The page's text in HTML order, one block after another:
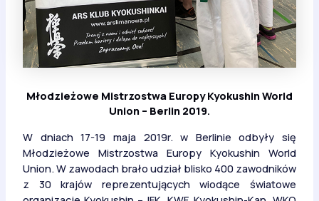
Młodzieżowe Mistrzostwa Europy Kyokushin World
Union – Berlin 2019.
W dniach 17-19 maja 2019r. w Berlinie odbyły się
Młodzieżowe Mistrzostwa Europy Kyokushin World
Union. W zawodach brało udział blisko 400 zawodników
z 30 krajów reprezentujących wiodące światowe